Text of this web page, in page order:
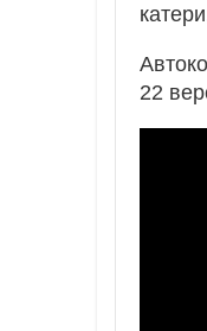
22